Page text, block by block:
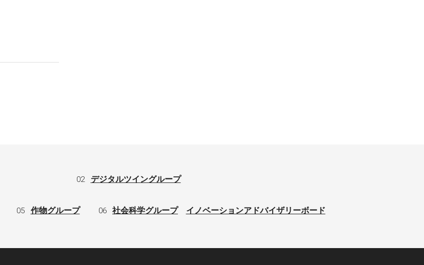
02 デジタルツイングループ
05 作物グループ 06 社会科学グループ イノベーションアドバイザリーボード